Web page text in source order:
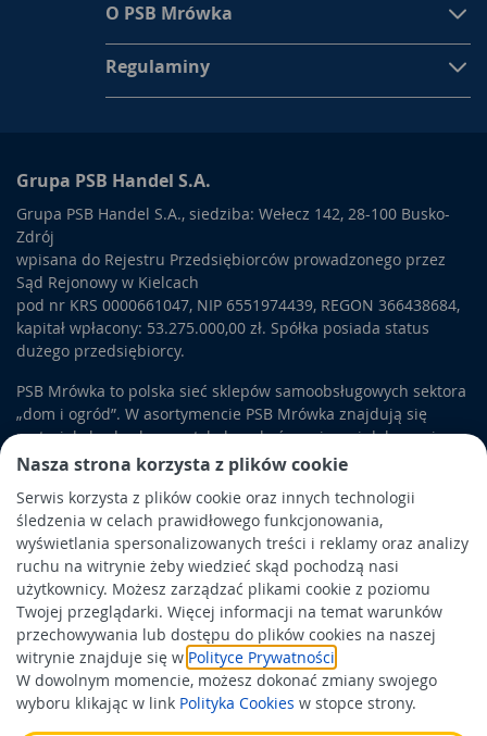
Nasza strona korzysta z plików cookie
Serwis korzysta z plików cookie oraz innych technologii
śledzenia w celach prawidłowego funkcjonowania,
wyświetlania spersonalizowanych treści i reklamy oraz analizy
ruchu na witrynie żeby wiedzieć skąd pochodzą nasi
użytkownicy. Możesz zarządzać plikami cookie z poziomu
Twojej przeglądarki. Więcej informacji na temat warunków
przechowywania lub dostępu do plików cookies na naszej
witrynie znajduje się w Polityce Prywatności
W dowolnym momencie, możesz dokonać zmiany swojego
wyboru klikając w link Polityka Cookies w stopce strony.
O PSB Mrówka
Regulaminy
Grupa PSB Handel S.A.
Grupa PSB Handel S.A., siedziba: Wełecz 142, 28-100 Busko-
Zdrój
wpisana do Rejestru Przedsiębiorców prowadzonego przez
Sąd Rejonowy w Kielcach
pod nr KRS 0000661047, NIP 6551974439, REGON 366438684,
kapitał wpłacony: 53.275.000,00 zł. Spółka posiada status
dużego przedsiębiorcy.
PSB Mrówka to polska sieć sklepów samoobsługowych sektora
„dom i ogród”. W asortymencie PSB Mrówka znajdują się
materiały budowlane, artykuły wykończeniowe i dekoracyjne,
wyposażenie łazienek i kuchni, elektronarzędzia, a także
artykuły związane z ogrodem i otoczeniem domu.
Obowiązek informacyjny
Polityka prywatności
Polityka Cookies
Odbiór zużytego sprzętu
Wspierają nas: